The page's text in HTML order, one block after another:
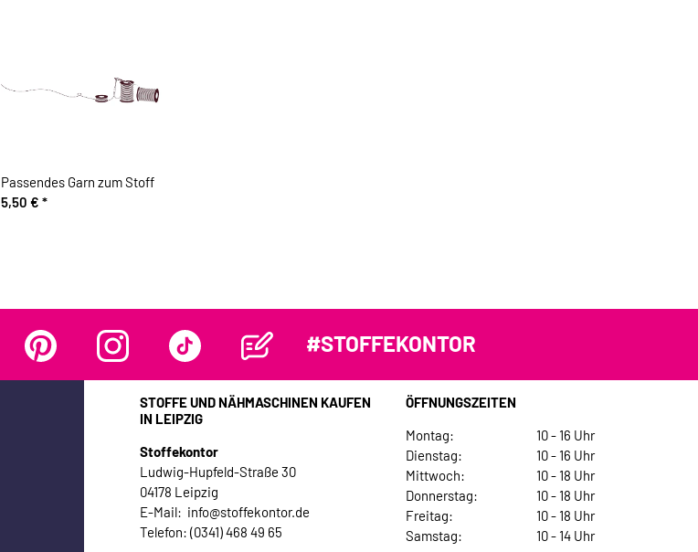
Passendes Garn zum Stoff
5,50 € *
#STOFFEKONTOR
STOFFE UND NÄHMASCHINEN KAUFEN
IN LEIPZIG
Stoffekontor
Ludwig-Hupfeld-Straße 30
04178 Leipzig
E-Mail: info@stoffekontor.de
Telefon: (0341) 468 49 65
ÖFFNUNGSZEITEN
Montag:
10 - 16 Uhr
Dienstag:
10 - 16 Uhr
Mittwoch:
10 - 18 Uhr
Donnerstag:
10 - 18 Uhr
Freitag:
10 - 18 Uhr
Samstag:
10 - 14 Uhr